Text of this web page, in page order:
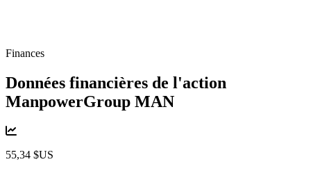
Finances
Données financières de l'action
ManpowerGroup MAN
55,34 $US